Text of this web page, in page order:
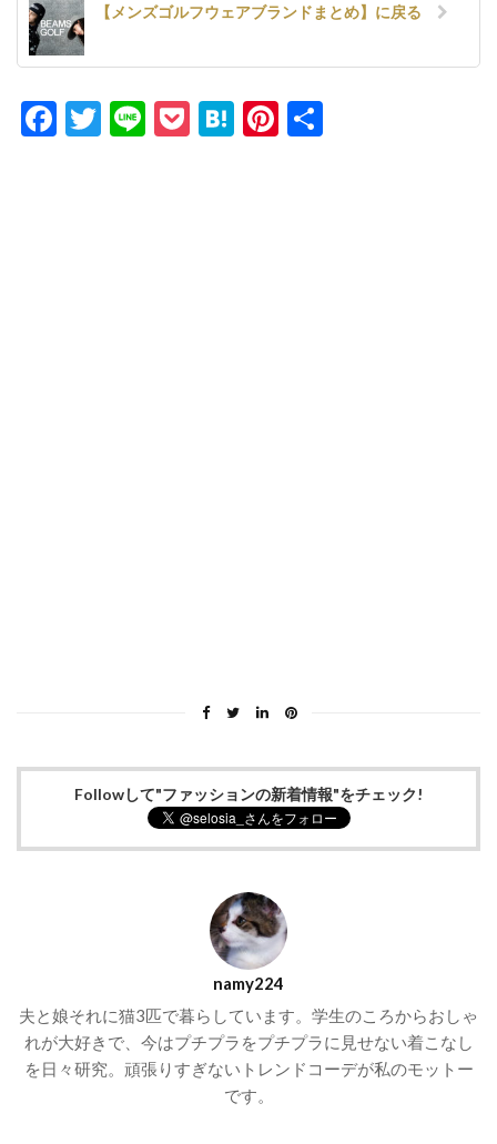
【メンズゴルフウェアブランドまとめ】に戻る
Facebook
Twitter
LinePocket
HatenaPinterest
Followして"ファッションの新着情報"をチェック!
namy224
夫と娘それに猫3匹で暮らしています。学生のころからおしゃ
れが大好きで、今はプチプラをプチプラに見せない着こなし
を日々研究。頑張りすぎないトレンドコーデが私のモットー
です。